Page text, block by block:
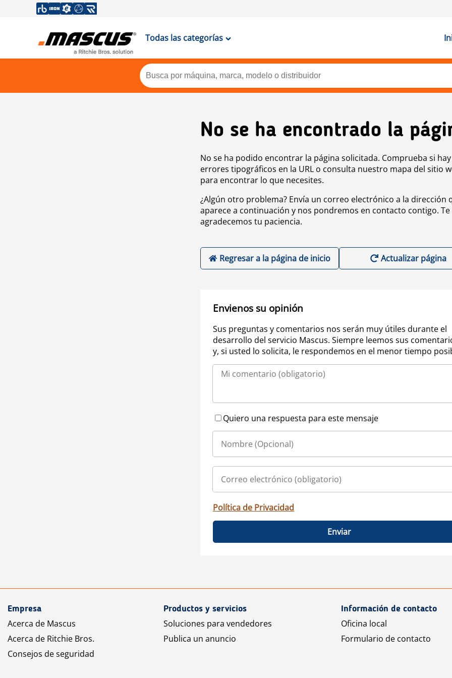
Todas las categorías
No se ha encontrado la
No se ha podido encontrar la página solicitada. Comprueba si hay
errores tipográficos en la URL o consulta nuestro mapa del sitio
para encontrar lo que necesites.
¿Algún otro problema? Envía un correo electrónico a la dirección
aparece a continuación y nos pondremos en contacto contigo. Te
agradecemos tu paciencia.
Regresar a la página de inicio Actualizar página
Envienos su opinión
Sus preguntas y comentarios nos serán muy útiles durante el
desarrollo del servicio Mascus. Siempre leemos sus
y, si usted lo solicita, le respondemos en el menor tiempo
Quiero una respuesta para este mensaje
Política de Privacidad
Enviar
Empresa
Acerca de Mascus
Acerca de Ritchie Bros.
Consejos de seguridad
Productos y servicios
Soluciones para vendedores
Publica un anuncio
Información de contacto
Oficina local
Formulario de contacto